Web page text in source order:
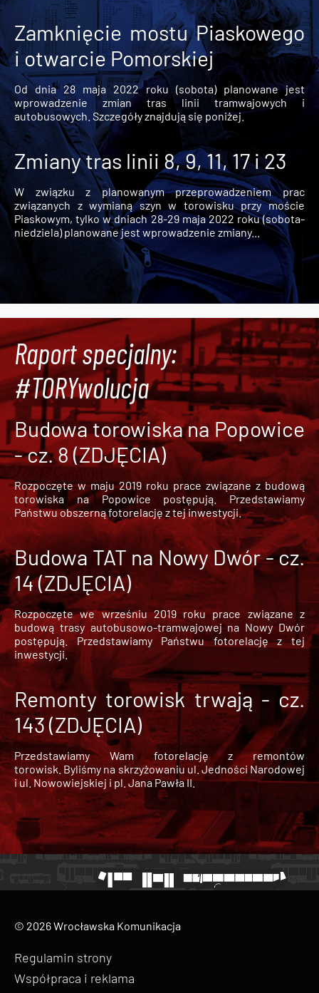
Zamknięcie mostu Piaskowego
i otwarcie Pomorskiej
Od dnia 28 maja 2022 roku (sobota) planowane jest
wprowadzenie zmian tras linii tramwajowych i
autobusowych. Szczegóły znajdują się poniżej.
Zmiany tras linii 8, 9, 11, 17 i 23
W związku z planowanym przeprowadzeniem prac
związanych z wymianą szyn w torowisku przy moście
Piaskowym, tylko w dniach 28-29 maja 2022 roku (sobota-
niedziela) planowane jest wprowadzenie zmiany...
Raport specjalny:
#TORYwolucja
Budowa torowiska na Popowice
- cz. 8 (ZDJĘCIA)
Rozpoczęte w maju 2019 roku prace związane z budową
torowiska na Popowice
postępują. Przedstawiamy
Państwu obszerną fotorelację z tej inwestycji.
Budowa TAT na Nowy Dwór - cz.
14 (ZDJĘCIA)
Rozpoczęte we wrześniu 2019 roku prace związane z
budową trasy autobusowo-tramwajowej na Nowy Dwór
postępują. Przedstawiamy Państwu fotorelację z tej
inwestycji.
Remonty torowisk trwają - cz.
143 (ZDJĘCIA)
Przedstawiamy Wam fotorelację z remontów
torowisk. Byliśmy na skrzyżowaniu ul. Jedności Narodowej
i ul. Nowowiejskiej i pl. Jana Pawła II.
© 2026 Wrocławska Komunikacja
Regulamin strony
Współpraca i reklama